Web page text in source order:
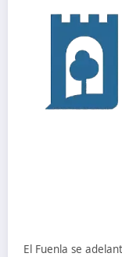
El Fuenla se